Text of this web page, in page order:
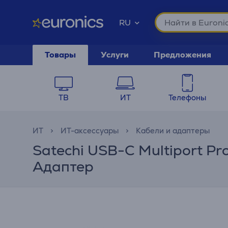
RU
Товары Услуги Предложения
ТВ ИТ Телефоны
ИТ ИТ-аксессуары Кабели и адаптеры
Satechi USB-C Multiport
Адаптер